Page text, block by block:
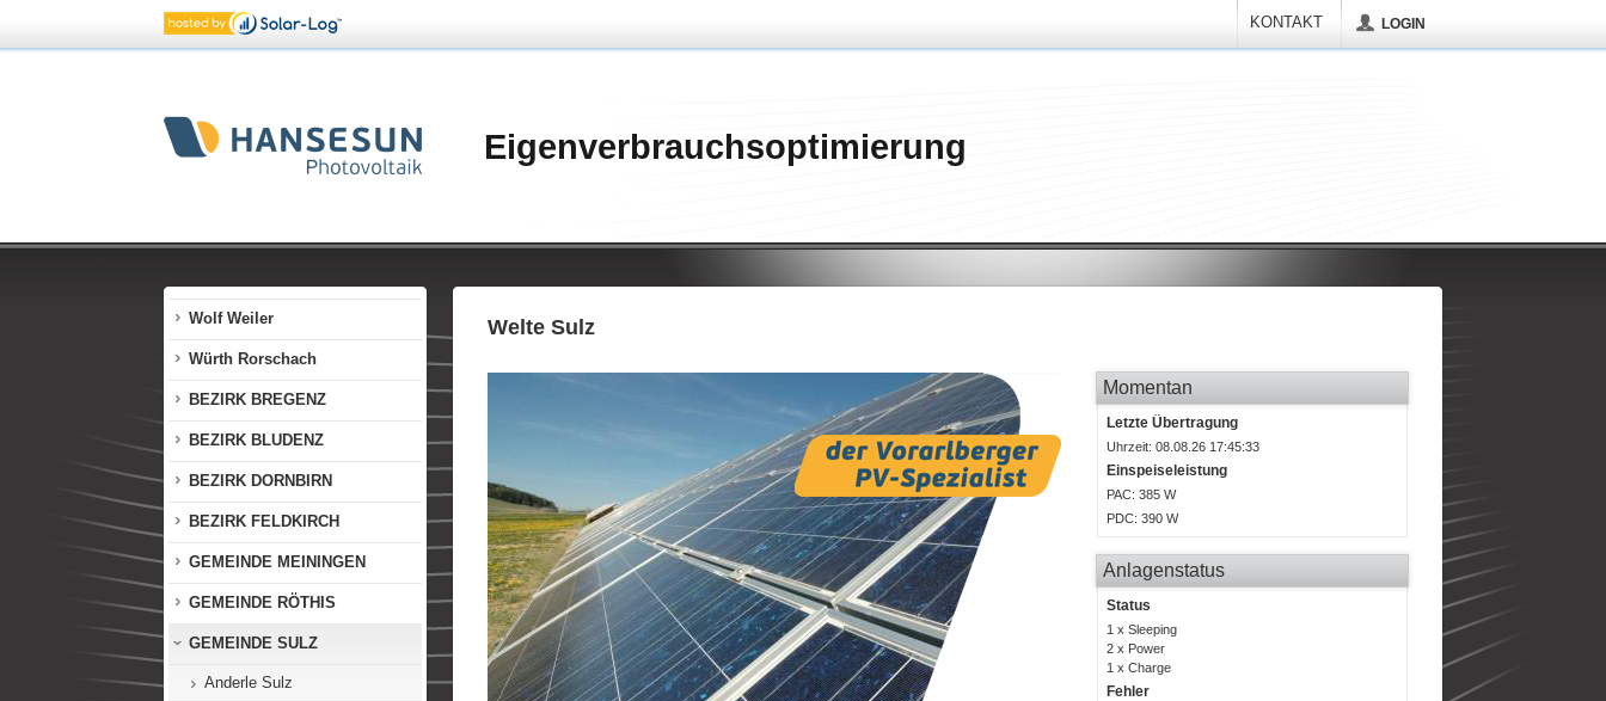
KONTAKT LOGIN
Eigenverbrauchsoptimierung
Sonnendorf Finkenstein
Sparkasse Dornbirn
Tenniszentrum Götzis
Wolf Weiler
Würth Rorschach
BEZIRK BREGENZ
BEZIRK BLUDENZ
BEZIRK DORNBIRN
BEZIRK FELDKIRCH
GEMEINDE MEININGEN
GEMEINDE RÖTHIS
GEMEINDE SULZ
Anderle Sulz
Welte Sulz
Momentan
Letzte Übertragung
Uhrzeit: 08.08.26 17:45:33
Einspeiseleistung
PAC: 385 W
PDC: 390 W
Anlagenstatus
Status
1 x Sleeping
2 x Power
1 x Charge
Fehler